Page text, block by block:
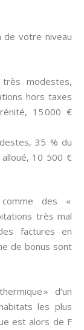
de votre niveau
modestes,
hors taxes
15 000 €
35 % du
10 500 €
comme des «
très mal
factures en
de bonus sont
» d’un
les plus
est alors de F